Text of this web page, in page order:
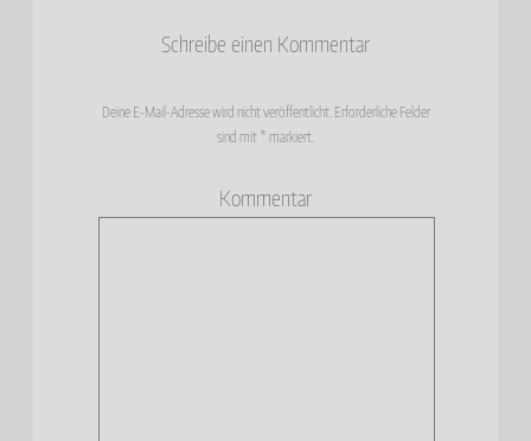
Schreibe einen Kommentar
Deine E-Mail-Adresse wird nicht veröffentlicht. Erforderliche Felder
sind mit * markiert.
Kommentar